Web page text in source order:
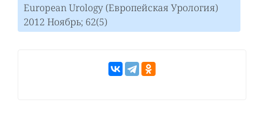
European Urology (Европейская Урология)
2012 Ноябрь; 62(5)